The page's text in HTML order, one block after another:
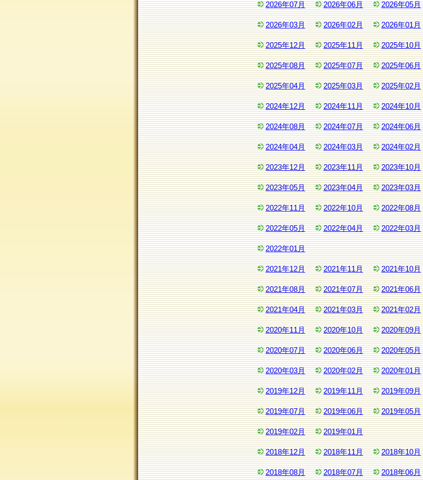
2026年07月 2026年06月 2026年05月
2026年03月 2026年02月 2026年01月
2025年12月 2025年11月 2025年10月
2025年08月 2025年07月 2025年06月
2025年04月 2025年03月 2025年02月
2024年12月 2024年11月 2024年10月
2024年08月 2024年07月 2024年06月
2024年04月 2024年03月 2024年02月
2023年12月 2023年11月 2023年10月
2023年05月 2023年04月 2023年03月
2022年11月 2022年10月 2022年08月
2022年05月 2022年04月 2022年03月
2022年01月
2021年12月 2021年11月 2021年10月
2021年08月 2021年07月 2021年06月
2021年04月 2021年03月 2021年02月
2020年11月 2020年10月 2020年09月
2020年07月 2020年06月 2020年05月
2020年03月 2020年02月 2020年01月
2019年12月 2019年11月 2019年09月
2019年07月 2019年06月 2019年05月
2019年02月 2019年01月
2018年12月 2018年11月 2018年10月
2018年08月 2018年07月 2018年06月